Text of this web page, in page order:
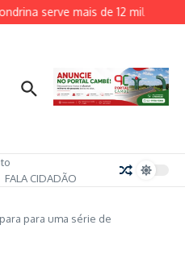
serve mais de 12 mil
FALA CIDADÃO
para uma série de